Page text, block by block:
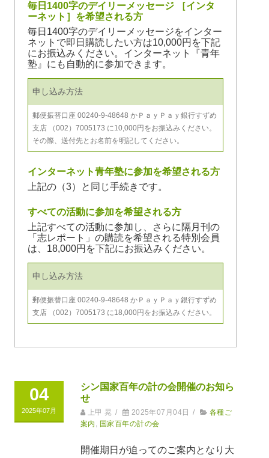
毎日1400字のデイリーメッセージ ［インタ
ーネット］を希望される方
毎日1400字のデイリーメッセージをインター
ネットで即日購読したい方は10,000円を下記
にお振込みください。インターネット『青年
塾』にも自動的に参加できます。
申し込み方法
郵便振替口座 00240-9-48648 かＰａｙＰａｙ銀行すずめ
支店 （002）7005173 に10,000円をお振込みください。
その際、送付先とお名前を明記してください。
インターネット青年塾に参加を希望される方
上記の（3）と同じ手続きです。
すべての活動に参加を希望される方
上記すべての活動に参加し、さらに隔月刊の
「志レポート」の購読を希望される特別会員
は、18,000円を下記にお振込みください。
申し込み方法
郵便振替口座 00240-9-48648 かＰａｙＰａｙ銀行すずめ
支店 （002）7005173 に18,000円をお振込みください。
04
2025年07月
シン国家百年の計の会開催のお知ら
せ
上甲 晃 / 2025年07月04日 /
各種ご
案内
国家百年の計の会
開催期日が迫ってのご案内となり大